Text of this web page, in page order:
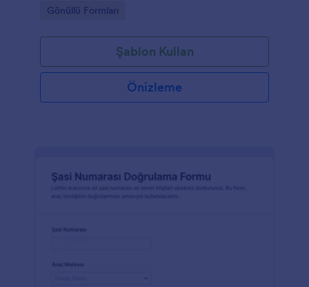
Go to Category:
Gönüllü Formları
Şablon Kullan
Önizleme